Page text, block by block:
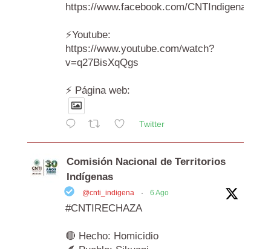
https://www.facebook.com/CNTIndigenas/
⚡️Youtube:
https://www.youtube.com/watch?
v=q27BisXqQgs
⚡️ Página web:
Twitter
Comisión Nacional de Territorios
Indígenas
@cnti_indigena · 6 Ago
#CNTIRECHAZA
🔴 Hecho: Homicidio